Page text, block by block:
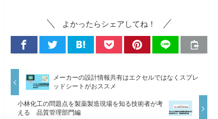
よかったらシェアしてね！
メーカーの設計情報共有はエクセルではなくスプレ
ッドシートがおススメ
小林化工の問題点を製薬製造現場を知る技術者が考
える 品質管理部門編